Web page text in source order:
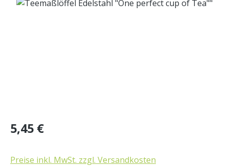
Bildergalerie überspringen
Regulärer Preis:
5,45 €
Preise inkl. MwSt. zzgl. Versandkosten